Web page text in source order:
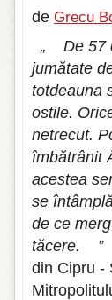
de Grecu
„
De 57
jumătate
totdeauna
ostile.
netrecut.
îmbătrânit
acestea
se
de ce
tăcere.
”
din Cipru -